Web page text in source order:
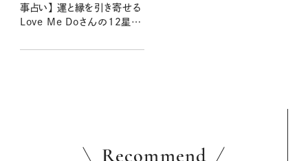
事占い】 運と縁を引き寄せる
Love Me Doさんの12星座
Recommend